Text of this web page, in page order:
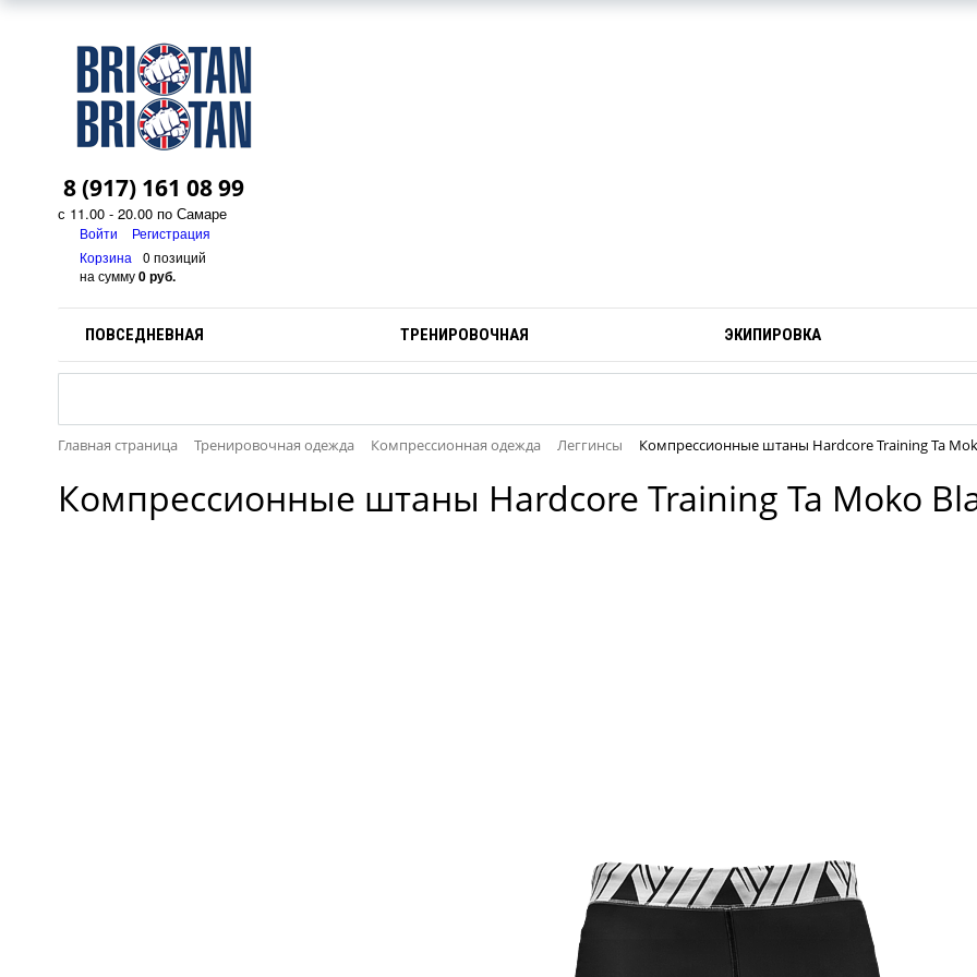
8 (917) 161 08 99
с 11.00 - 20.00 по Самаре
Войти
Регистрация
Корзина
0 позиций
на сумму0 руб.
ПОВСЕДНЕВНАЯ ТРЕНИРОВОЧНАЯ ЭКИПИРОВКА
Главная страница Тренировочная одежда Компрессионная одежда Леггинсы Компрессионные штаны Hardcore Training Ta
Компрессионные штаны Hardcore Training Ta Moko